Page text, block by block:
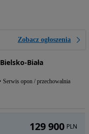
Zobacz ogłoszenia
Biała
Serwis opon / przechowalnia
129 900 PLN